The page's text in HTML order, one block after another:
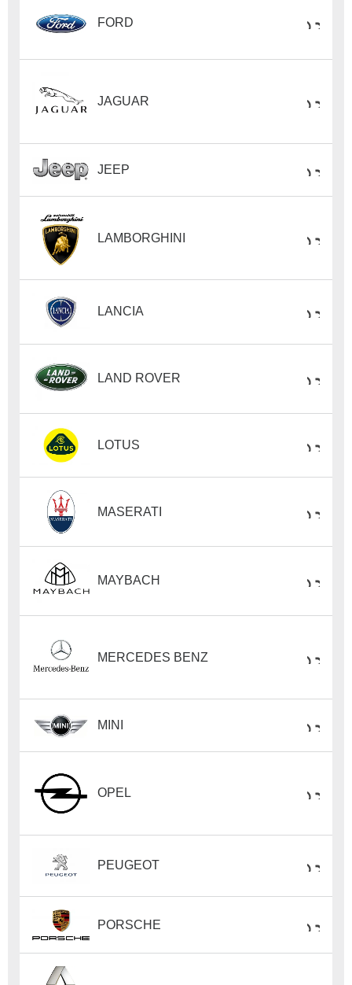
FORD
JAGUAR
JEEP
LAMBORGHINI
LANCIA
LAND ROVER
LOTUS
MASERATI
MAYBACH
MERCEDES BENZ
MINI
OPEL
PEUGEOT
PORSCHE